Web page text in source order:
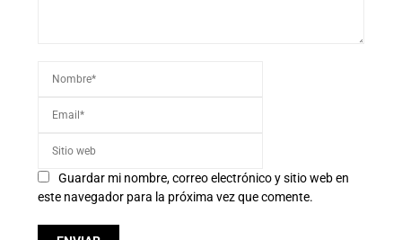
Guardar mi nombre, correo electrónico y sitio web en
este navegador para la próxima vez que comente.